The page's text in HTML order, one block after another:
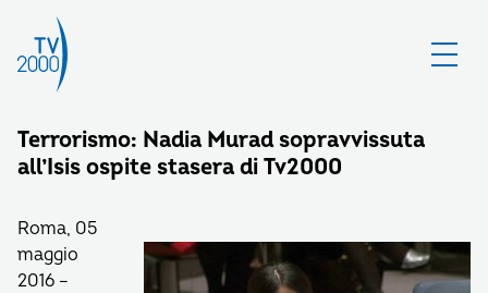
Terrorismo: Nadia Murad sopravvissuta
all’Isis ospite stasera di Tv2000
Roma, 05
maggio
2016 –